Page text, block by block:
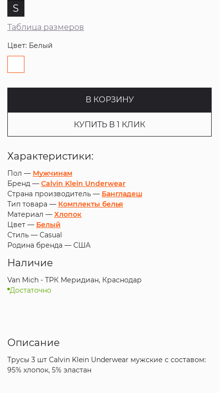
S
Таблица размеров
Цвет: Белый
В КОРЗИНУ
КУПИТЬ В 1 КЛИК
Характеристики:
Пол — Мужчинам
Бренд — Calvin Klein Underwear
Страна производитель — Бангладеш
Тип товара — Комплекты белья
Материал — Хлопок
Цвет — Белый
Стиль — Casual
Родина бренда — США
Наличие
Van Mich - ТРК Меридиан, Краснодар
Достаточно
Описание
Трусы 3 шт Calvin Klein Underwear мужские с составом:
95% хлопок, 5% эластан